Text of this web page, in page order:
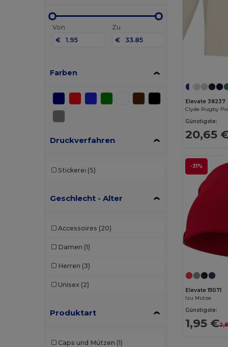
Von
€
Zu
€
Farben
Druckverfahren
Stickerei (5)
Geschlecht - Alter
Accessoires (20)
Damen (1)
Herren (3)
Unisex (2)
Produktart
Caps und Mützen (1)
Elevate 38237
Clyde Rugby
Günstigste:
20,65
-31%
Elevate 111071
Izu Mütze
Günstigste:
1,95 €